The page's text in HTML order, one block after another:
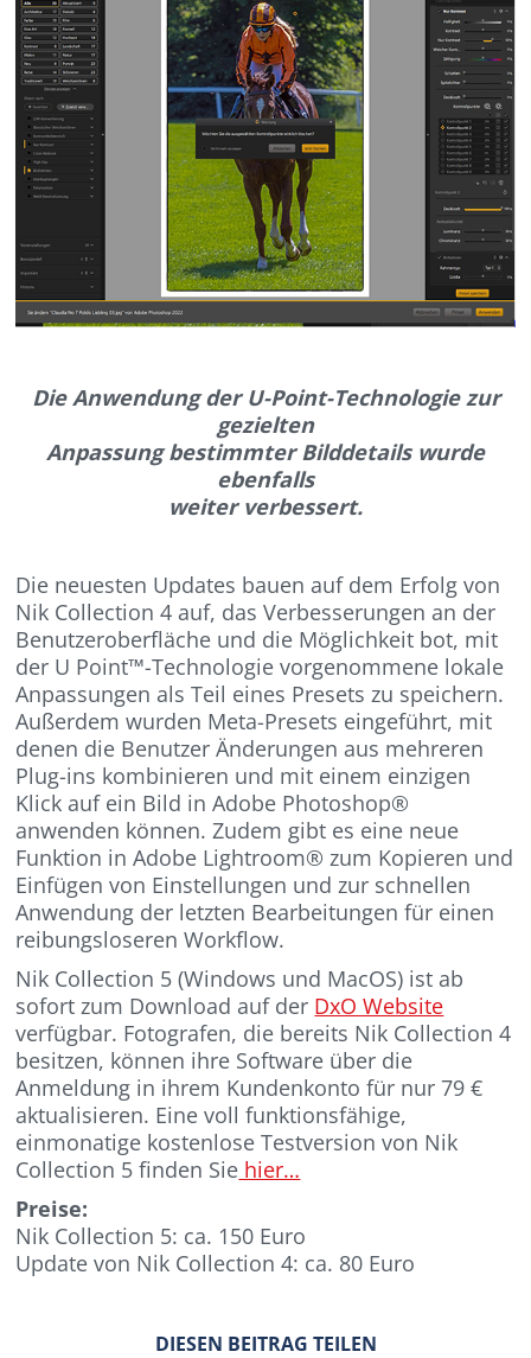
Die Anwendung der U-Point-Technologie zur
gezielten
Anpassung bestimmter Bilddetails wurde
ebenfalls
weiter verbessert.
Die neuesten Updates bauen auf dem Erfolg von
Nik Collection 4 auf, das Verbesserungen an der
Benutzeroberfläche und die Möglichkeit bot, mit
der U Point™-Technologie vorgenommene lokale
Anpassungen als Teil eines Presets zu speichern.
Außerdem wurden Meta-Presets eingeführt, mit
denen die Benutzer Änderungen aus mehreren
Plug-ins kombinieren und mit einem einzigen
Klick auf ein Bild in Adobe Photoshop®
anwenden können. Zudem gibt es eine neue
Funktion in Adobe Lightroom® zum Kopieren und
Einfügen von Einstellungen und zur schnellen
Anwendung der letzten Bearbeitungen für einen
reibungsloseren Workflow.
Nik Collection 5 (Windows und MacOS) ist ab
sofort zum Download auf der DxO Website
verfügbar. Fotografen, die bereits Nik Collection 4
besitzen, können ihre Software über die
Anmeldung in ihrem Kundenkonto für nur 79 €
aktualisieren. Eine voll funktionsfähige,
einmonatige kostenlose Testversion von Nik
Collection 5 finden Sie hier…
Preise:
Nik Collection 5: ca. 150 Euro
Update von Nik Collection 4: ca. 80 Euro
DIESEN BEITRAG TEILEN